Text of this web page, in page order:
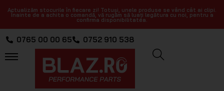
Actualizăm stocurile în fiecare zi! Totuși, unele produse se vând cât ai clipi.
Înainte de a achita o comandă, vă rugăm să luați legătura cu noi, pentru a
confirma disponibilitatea.
0765 00 00 65 0752 910 538